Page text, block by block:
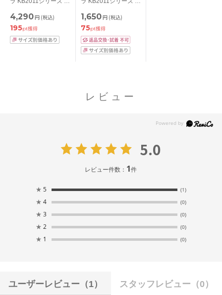
ABCDEFカップ アン
ダー
65/70/75/80/85cm
4,290円 (税込)
195pt獲得
M/L/LL
1,650円 (税込)
75pt獲得
レビュー
5.0
レビュー件数： 1件
★ 5 (1)
★ 4 (0)
★ 3 (0)
★ 2 (0)
★ 1 (0)
ユーザーレビュー （1） スタッフレビュー （0）